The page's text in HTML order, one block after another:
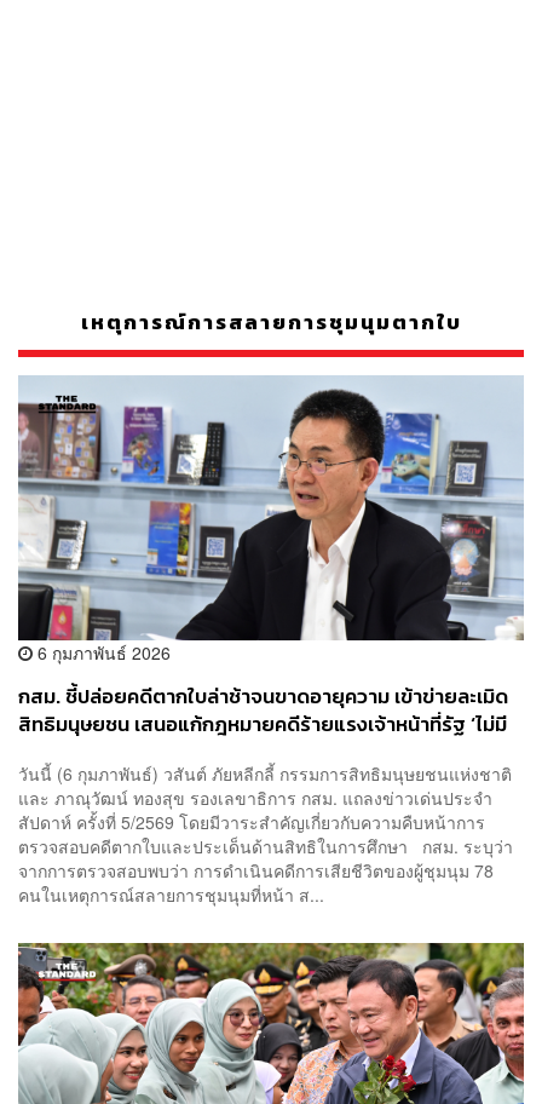
เหตุการณ์การสลายการชุมนุมตากใบ
6 กุมภาพันธ์ 2026
กสม. ชี้ปล่อยคดีตากใบล่าช้าจนขาดอายุความ เข้าข่ายละเมิด
สิทธิมนุษยชน เสนอแก้กฎหมายคดีร้ายแรงเจ้าหน้าที่รัฐ ‘ไม่มี
วันนี้ (6 กุมภาพันธ์) วสันต์ ภัยหลีกลี้ กรรมการสิทธิมนุษยชนแห่งชาติ
และ ภาณุวัฒน์ ทองสุข รองเลขาธิการ กสม. แถลงข่าวเด่นประจำ
สัปดาห์ ครั้งที่ 5/2569 โดยมีวาระสำคัญเกี่ยวกับความคืบหน้าการ
ตรวจสอบคดีตากใบและประเด็นด้านสิทธิในการศึกษา กสม. ระบุว่า
จากการตรวจสอบพบว่า การดำเนินคดีการเสียชีวิตของผู้ชุมนุม 78
คนในเหตุการณ์สลายการชุมนุมที่หน้า ส...